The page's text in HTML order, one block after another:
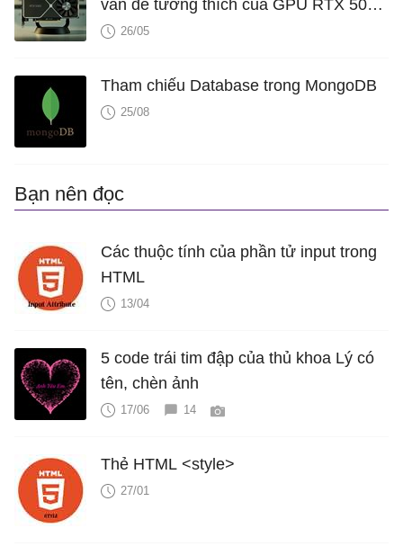
vấn đề tương thích của GPU RTX 5060
trên một số bo mạch chủ
26/05
Tham chiếu Database trong MongoDB
25/08
Bạn nên đọc
Các thuộc tính của phần tử input trong
HTML
13/04
5 code trái tim đập của thủ khoa Lý có
tên, chèn ảnh
17/06 14
Thẻ HTML <style>
27/01